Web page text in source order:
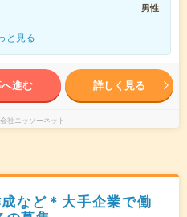
男性
と見る
進む 詳しく見る
社ニッソーネット
など＊大手企業で働